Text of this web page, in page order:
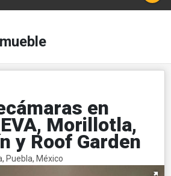
en
Morillotla,
y Roof Garden
Puebla, México